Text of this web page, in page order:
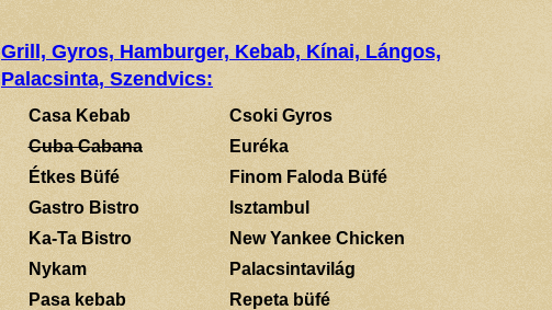
Grill, Gyros, Hamburger, Kebab, Kínai, Lángos,
Palacsinta, Szendvics:
Casa Kebab
Csoki Gyros
Cuba Cabana
Euréka
Étkes Büfé
Finom Faloda Büfé
Gastro Bistro
Isztambul
Ka-Ta Bistro
New Yankee Chicken
Nykam
Palacsintavilág
Pasa kebab
Repeta büfé